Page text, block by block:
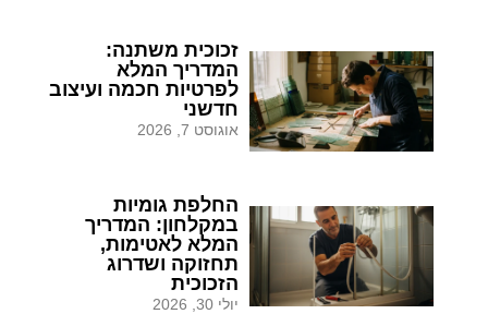
זכוכית משתנה:
המדריך המלא
לפרטיות חכמה ועיצוב
חדשני
אוגוסט 7, 2026
החלפת גומיות
במקלחון: המדריך
המלא לאטימות,
תחזוקה ושדרוג
הזכוכית
יולי 30, 2026